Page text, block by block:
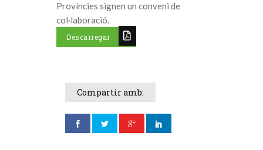
Províncies signen un conveni de
col·laboració.
Descarregar
Compartir amb: